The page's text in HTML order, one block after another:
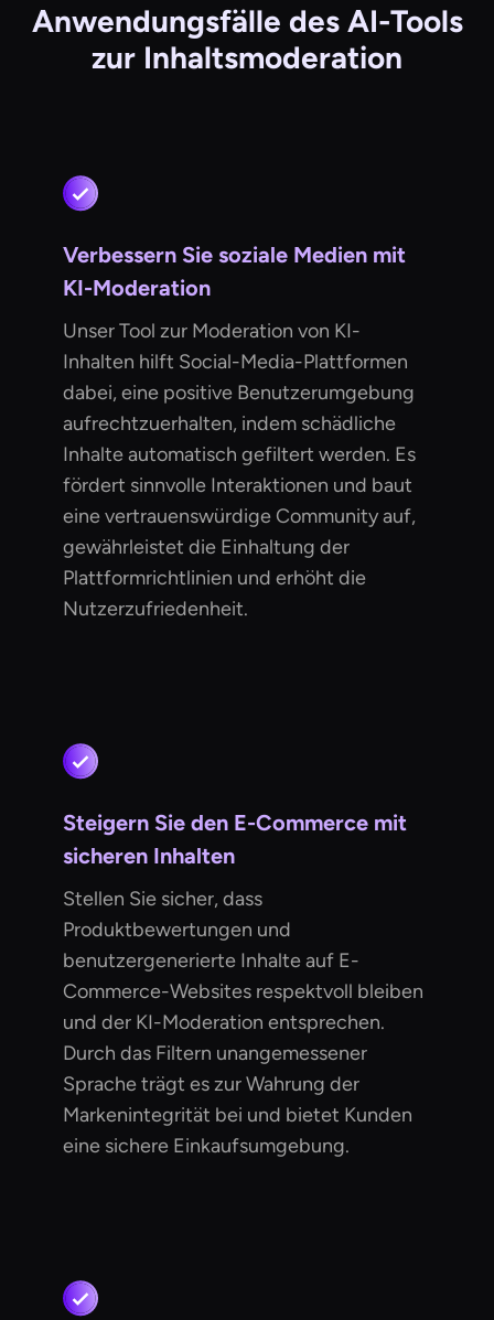
Anwendungsfälle des AI-Tools
zur Inhaltsmoderation
Verbessern Sie soziale Medien mit
KI-Moderation
Unser Tool zur Moderation von KI-
Inhalten hilft Social-Media-Plattformen
dabei, eine positive Benutzerumgebung
aufrechtzuerhalten, indem schädliche
Inhalte automatisch gefiltert werden. Es
fördert sinnvolle Interaktionen und baut
eine vertrauenswürdige Community auf,
gewährleistet die Einhaltung der
Plattformrichtlinien und erhöht die
Nutzerzufriedenheit.
Steigern Sie den E-Commerce mit
sicheren Inhalten
Stellen Sie sicher, dass
Produktbewertungen und
benutzergenerierte Inhalte auf E-
Commerce-Websites respektvoll bleiben
und der KI-Moderation entsprechen.
Durch das Filtern unangemessener
Sprache trägt es zur Wahrung der
Markenintegrität bei und bietet Kunden
eine sichere Einkaufsumgebung.